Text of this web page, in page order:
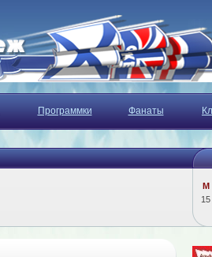
Программки Фанаты
М
15